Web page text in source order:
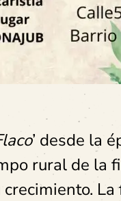
’ desde la
rural de la